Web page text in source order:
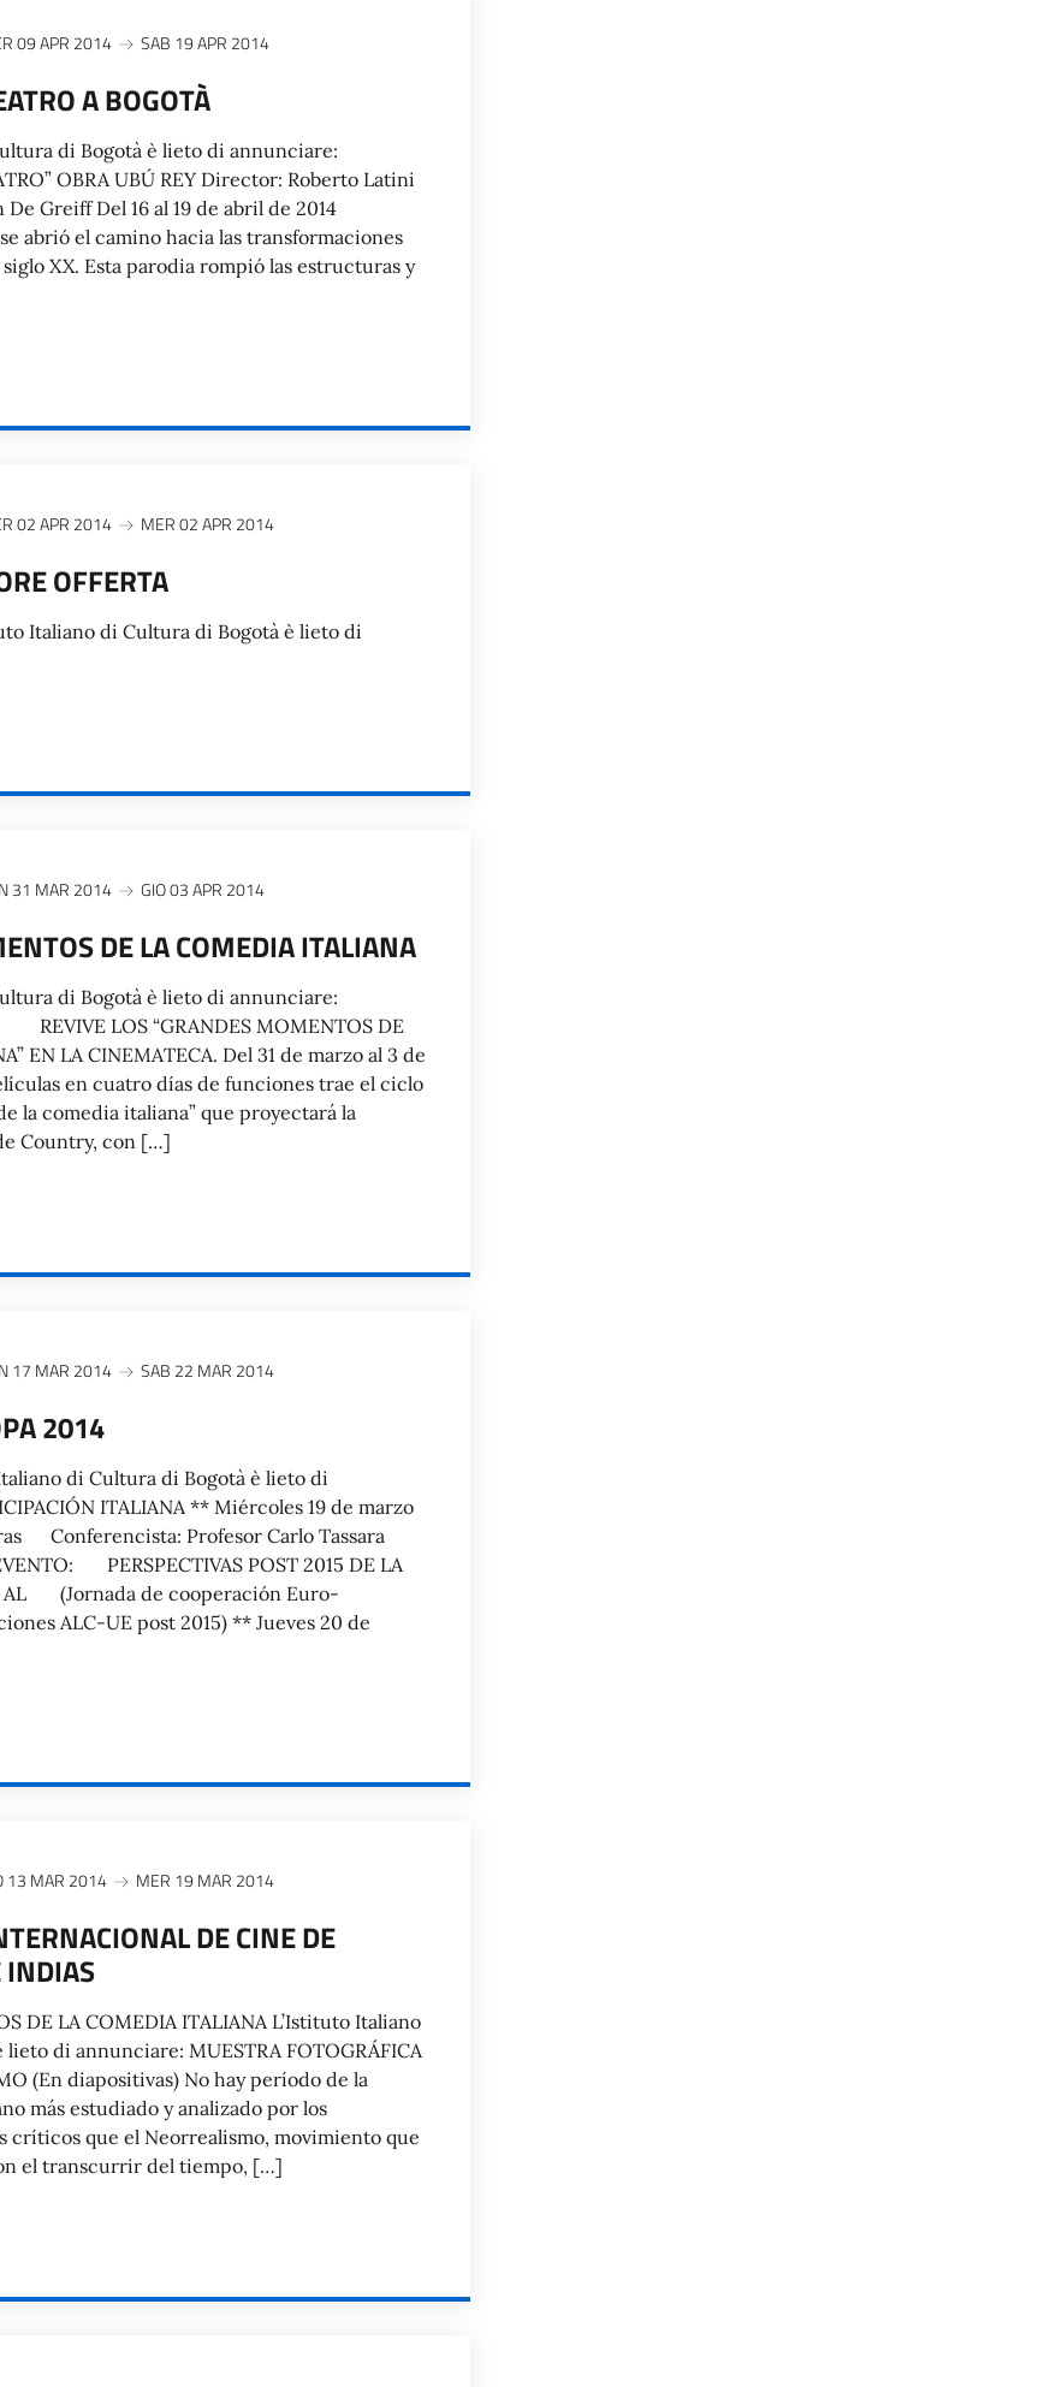
09 APR 2014 SAB 19 APR 2014
A BOGOTÀ
di Bogotà è lieto di annunciare:
OBRA UBÚ REY Director: Roberto Latini
Greiff Del 16 al 19 de abril de 2014
abrió el camino hacia las transformaciones
XX. Esta parodia rompió las estructuras y
02 APR 2014 MER 02 APR 2014
OFFERTA
Italiano di Cultura di Bogotà è lieto di
31 MAR 2014 GIO 03 APR 2014
DE LA COMEDIA ITALIANA
di Bogotà è lieto di annunciare:
MOMENTOS DE
EN LA CINEMATECA. Del 31 de marzo al 3 de
en cuatro días de funciones trae el ciclo
la comedia italiana” que proyectará la
Country, con […]
17 MAR 2014 SAB 22 MAR 2014
2014
di Cultura di Bogotà è lieto di
ITALIANA ** Miércoles 19 de marzo
Conferencista: Profesor Carlo Tassara
PERSPECTIVAS POST 2015 DE LA
AL (Jornada de cooperación Euro-
ALC-UE post 2015) ** Jueves 20 de
13 MAR 2014 MER 19 MAR 2014
DE CINE DE
INDIAS
DE LA COMEDIA ITALIANA L’Istituto Italiano
di annunciare: MUESTRA FOTOGRÁFICA
(En diapositivas) No hay período de la
más estudiado y analizado por los
críticos que el Neorrealismo, movimiento que
el transcurrir del tiempo, […]